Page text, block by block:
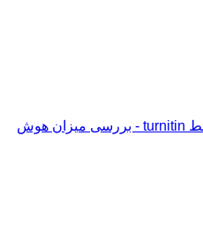
بررسی مقالات شما به وسیله قوی ترین Ai Detector توسط turnitin - بررسی میزان هوش